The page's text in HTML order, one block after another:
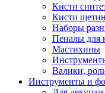
Кисти
Кисти
Наборы
Пеналы для
Мастихины
Валики,
Инструменты и